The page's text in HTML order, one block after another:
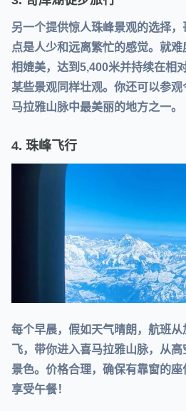
另一个提供惊人珠峰景观的选择
点是人少和远离繁忙的感觉。就
相媲美，达到5,400米并持续在相
某些景观同样壮观。你还可以参
马拉雅山脉中最美丽的地方之一。
4. 珠峰飞行
每个早晨，假如天气晴朗，航班
飞，带你进入喜马拉雅山脉，从
景色。价格合理，确保有靠窗的
享受午餐！